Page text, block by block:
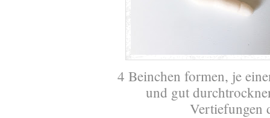
4 Beinchen formen, je
und gut
Vertiefungen